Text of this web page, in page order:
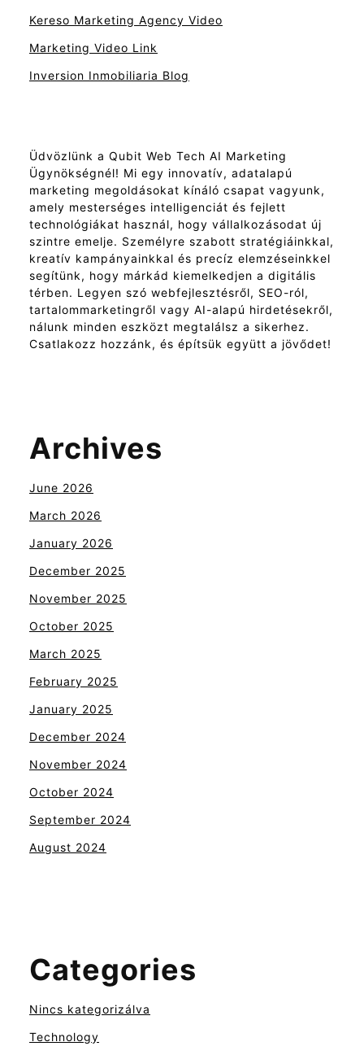
Kereso Marketing Agency Video
Marketing Video Link
Inversion Inmobiliaria Blog
Üdvözlünk a Qubit Web Tech AI Marketing
Ügynökségnél! Mi egy innovatív, adatalapú
marketing megoldásokat kínáló csapat vagyunk,
amely mesterséges intelligenciát és fejlett
technológiákat használ, hogy vállalkozásodat új
szintre emelje. Személyre szabott stratégiáinkkal,
kreatív kampányainkkal és precíz elemzéseinkkel
segítünk, hogy márkád kiemelkedjen a digitális
térben. Legyen szó webfejlesztésről, SEO-ról,
tartalommarketingről vagy AI-alapú hirdetésekről,
nálunk minden eszközt megtalálsz a sikerhez.
Csatlakozz hozzánk, és építsük együtt a jövődet!
Archives
June 2026
March 2026
January 2026
December 2025
November 2025
October 2025
March 2025
February 2025
January 2025
December 2024
November 2024
October 2024
September 2024
August 2024
Categories
Nincs kategorizálva
Technology